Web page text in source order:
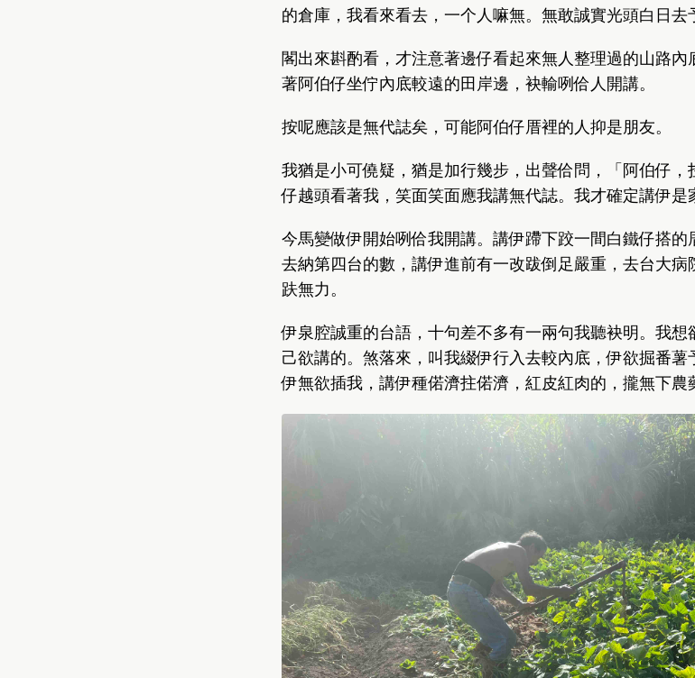
的倉庫，我看來看去，一个人嘛無。無敢誠實光頭白日去
閣出來斟酌看，才注意著邊仔看起來無人整理過的山路
著阿伯仔坐佇內底較遠的田岸邊，袂輸咧佮人開講。
按呢應該是無代誌矣，可能阿伯仔厝裡的人抑是朋友。
我猶是小可僥疑，猶是加行幾步，出聲佮問，「阿伯仔
仔越頭看著我，笑面笑面應我講無代誌。我才確定講伊是
今馬變做伊開始咧佮我開講。講伊蹛下跤一間白鐵仔搭
去納第四台的數，講伊進前有一改跋倒足嚴重，去台大
趺無力。
伊泉腔誠重的台語，十句差不多有一兩句我聽袂明。我
己欲講的。煞落來，叫我綴伊行入去較內底，伊欲掘番薯
伊無欲插我，講伊種偌濟拄偌濟，紅皮紅肉的，攏無下農